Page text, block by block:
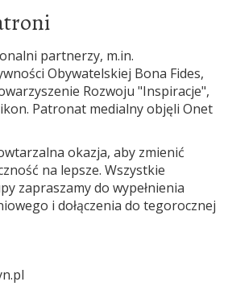
partnerzy, m.in.
Obywatelskiej Bona Fides,
Rozwoju "Inspiracje",
Patronat medialny objęli Onet
okazja, aby zmienić
na lepsze. Wszystkie
zapraszamy do wypełnienia
i dołączenia do tegorocznej